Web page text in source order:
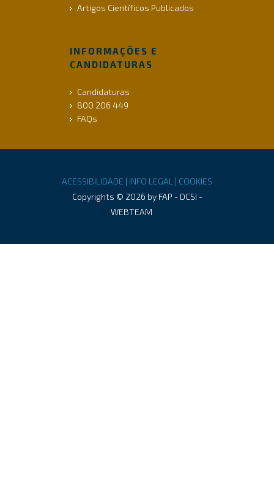
Artigos Científicos Publicados
INFORMAÇÕES E
CANDIDATURAS
Candidaturas
800 206 449
FAQs
ACESSIBILIDADE | INFO LEGAL | COOKIES
Copyrights © 2026 by FAP - DCSI -
WEBTEAM